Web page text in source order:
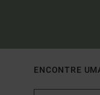
ENCONTRE